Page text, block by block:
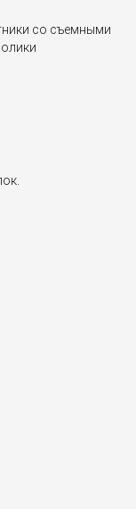
со съемными